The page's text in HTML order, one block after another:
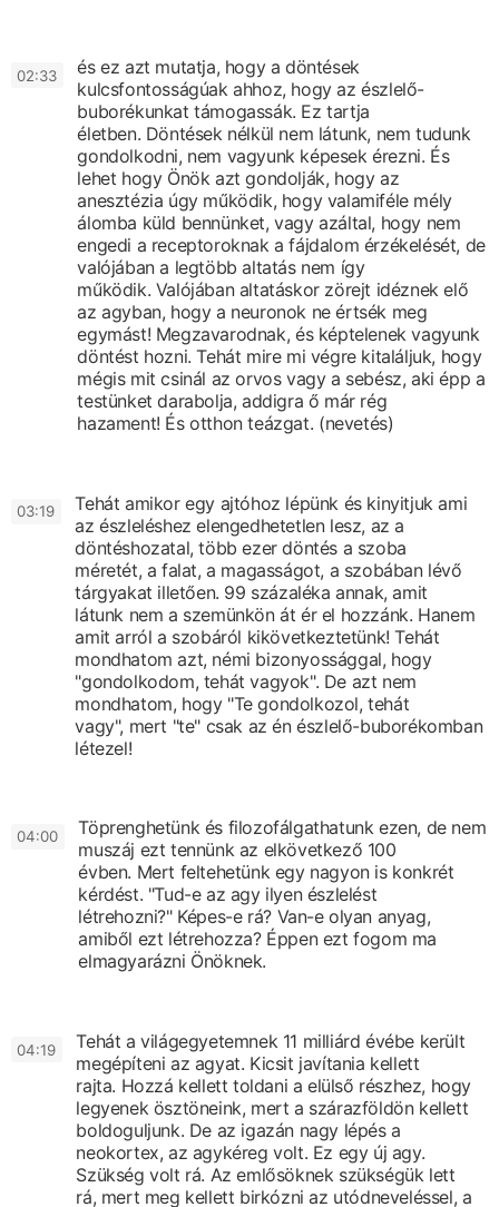
02:33 és ez azt mutatja, hogy a döntések
kulcsfontosságúak ahhoz, hogy az észlelő-
buborékunkat támogassák. Ez tartja
életben. Döntések nélkül nem látunk, nem tudunk
gondolkodni, nem vagyunk képesek érezni. És
lehet hogy Önök azt gondolják, hogy az
anesztézia úgy működik, hogy valamiféle mély
álomba küld bennünket, vagy azáltal, hogy nem
engedi a receptoroknak a fájdalom érzékelését, de
valójában a legtöbb altatás nem így
működik. Valójában altatáskor zörejt idéznek elő
az agyban, hogy a neuronok ne értsék meg
egymást! Megzavarodnak, és képtelenek vagyunk
döntést hozni. Tehát mire mi végre kitaláljuk, hogy
mégis mit csinál az orvos vagy a sebész, aki épp a
testünket darabolja, addigra ő már rég
hazament! És otthon teázgat. (nevetés)
03:19 Tehát amikor egy ajtóhoz lépünk és kinyitjuk ami
az észleléshez elengedhetetlen lesz, az a
döntéshozatal, több ezer döntés a szoba
méretét, a falat, a magasságot, a szobában lévő
tárgyakat illetően. 99 százaléka annak, amit
látunk nem a szemünkön át ér el hozzánk. Hanem
amit arról a szobáról kikövetkeztetünk! Tehát
mondhatom azt, némi bizonyossággal, hogy
"gondolkodom, tehát vagyok". De azt nem
mondhatom, hogy "Te gondolkozol, tehát
vagy", mert "te" csak az én észlelő-buborékomban
létezel!
04:00 Töprenghetünk és filozofálgathatunk ezen, de nem
muszáj ezt tennünk az elkövetkező 100
évben. Mert feltehetünk egy nagyon is konkrét
kérdést. "Tud-e az agy ilyen észlelést
létrehozni?" Képes-e rá? Van-e olyan anyag,
amiből ezt létrehozza? Éppen ezt fogom ma
elmagyarázni Önöknek.
04:19
Tehát a világegyetemnek 11 milliárd évébe került
megépíteni az agyat. Kicsit javítania kellett
rajta. Hozzá kellett toldani a elülső részhez, hogy
legyenek ösztöneink, mert a szárazföldön kellett
boldoguljunk. De az igazán nagy lépés a
neokortex, az agykéreg volt. Ez egy új agy.
Szükség volt rá. Az emlősöknek szükségük lett
rá, mert meg kellett birkózni az utódneveléssel, a